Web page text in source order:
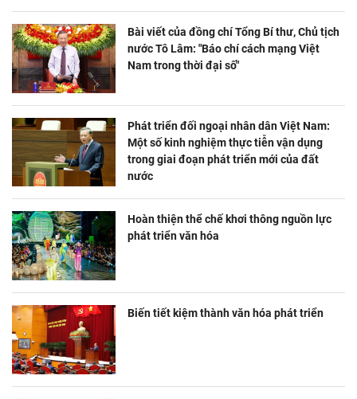
Bài viết của đồng chí Tổng Bí thư, Chủ tịch
nước Tô Lâm: "Báo chí cách mạng Việt
Nam trong thời đại số"
Phát triển đối ngoại nhân dân Việt Nam:
Một số kinh nghiệm thực tiễn vận dụng
trong giai đoạn phát triển mới của đất
nước
Hoàn thiện thể chế khơi thông nguồn lực
phát triển văn hóa
Biến tiết kiệm thành văn hóa phát triển